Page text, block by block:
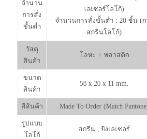
จำนวน
การสั่ง
ขั้นต่ำ
เลเซอร์โลโก้)
จำนวนการสั่งขั้นต่ำ : 20 ชิ้น (ก
สกรีนโลโก้)
วัสดุ
สินค้า
โลหะ + พลาสติก
ขนาด
สินค้า
58 x 20 x 11 mm.
สีสินค้า Made To Order (Match
รูปแบบ
โลโก้
สกรีน , ยิงเลเซอร์